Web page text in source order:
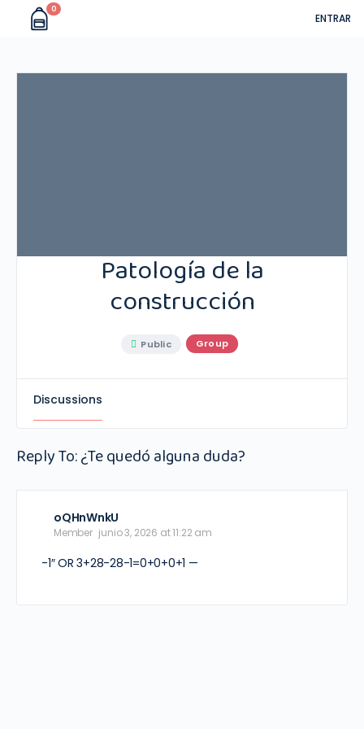
0
ENTRAR
Patología de la
construcción
Public Group
Discussions
Reply To: ¿Te quedó alguna duda?
oQHnWnkU
Member junio 3, 2026 at 11:22 am
-1″ OR 3+28-28-1=0+0+0+1 —